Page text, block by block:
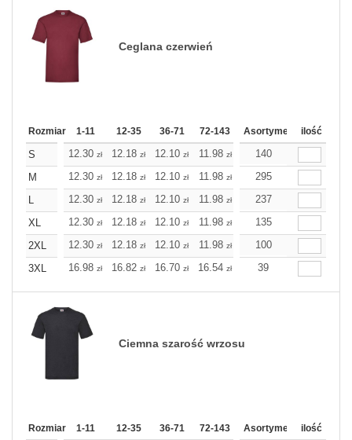
Ceglana czerwień
Rozmiar 1-11 12-35 36-71 72-143 144-287 288 Dodaj
Asortyment ilość
S 12.30 zł 12.18 zł 12.10 zł 11.98 zł 11.86zł
140
M
12.30 zł 12.18 zł 12.10 zł 11.98 zł 11.86zł
295
L
12.30 zł 12.18 zł 12.10 zł 11.98 zł 11.86zł
237
XL
12.30 zł 12.18 zł 12.10 zł 11.98 zł 11.86zł
135
2XL
12.30 zł 12.18 zł 12.10 zł 11.98 zł 11.86zł
100
3XL
16.98 zł 16.82 zł 16.70 zł 16.54 zł 16.38
39
Ciemna szarość wrzosu
Rozmiar 1-11 12-35 36-71 72-143 144-287 288 Dodaj
Asortyment ilość